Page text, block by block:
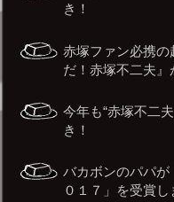
き！
赤塚ファン必携
だ！赤塚不二夫』
今年も“赤塚不二
き！
バカボンのパパが
０１７」を受賞し